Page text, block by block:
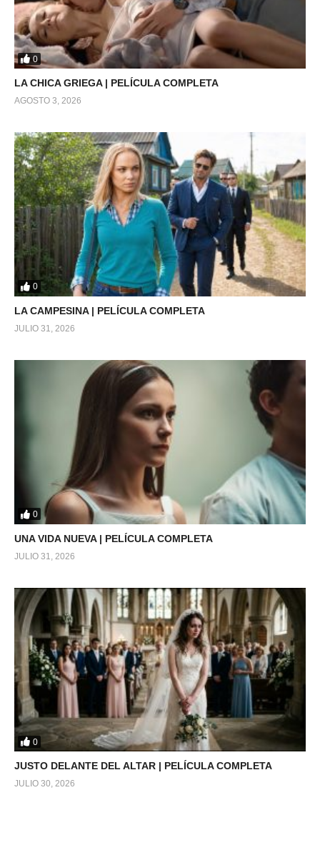
0
LA CHICA GRIEGA | PELÍCULA COMPLETA
AGOSTO 3, 2026
0
LA CAMPESINA | PELÍCULA COMPLETA
JULIO 31, 2026
0
UNA VIDA NUEVA | PELÍCULA COMPLETA
JULIO 31, 2026
0
JUSTO DELANTE DEL ALTAR | PELÍCULA COMPLETA
JULIO 30, 2026